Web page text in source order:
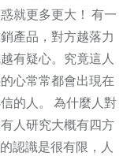
就更多更大！ 有一
產品，對方越落力
有疑心。究竟這人
心常常都會出現在
的人。 為什麼人對
人研究大概有四方
認識是很有限，人